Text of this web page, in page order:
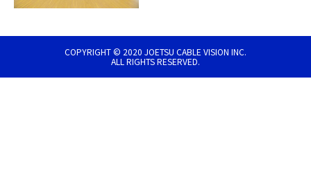
COPYRIGHT © 2020 JOETSU CABLE VISION INC.
ALL RIGHTS RESERVED.